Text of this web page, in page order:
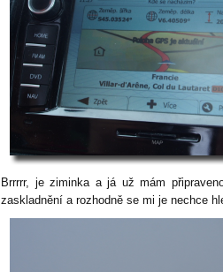
Brrrrr, je ziminka a já už mám
zaskladnění a rozhodně se mi je nechce